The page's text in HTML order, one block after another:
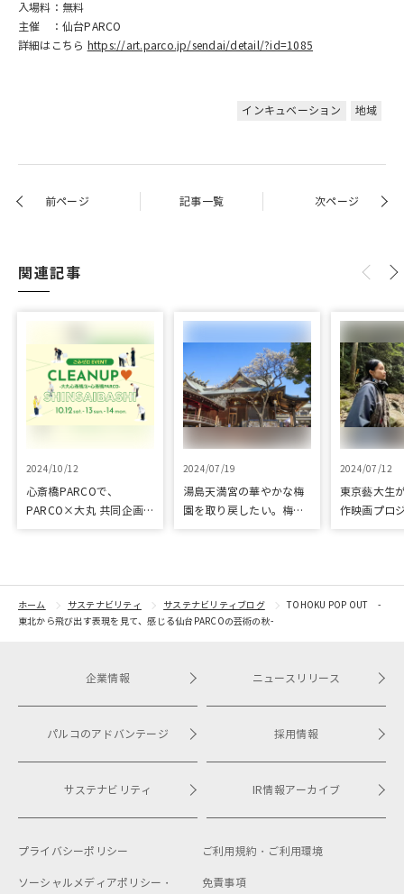
入場料：無料
主催 ：仙台PARCO
詳細はこちら https://art.parco.jp/sendai/detail/?id=1085
インキュベーション 地域
前ページ 記事一覧 次ページ
関連記事
2024/10/12
心斎橋PARCOで、
PARCO×大丸 共同企画
開催！
2024/07/19
湯島天満宮の華やかな梅
園を取り戻したい。梅園
2024/07/12
東京藝大生
作映画プロ
ホーム サステナビリティ サステナビリティブログ
TOHOKU POP OUT -
東北から飛び出す表現を見て、感じる仙台PARCOの芸術の秋-
企業情報
パルコのアドバンテージ
サステナビリティ
ニュースリリース
採用情報
IR情報アーカイブ
プライバシーポリシー ご利用規約・ ご利用環境
ソーシャルメディアポリシー・ 免責事項